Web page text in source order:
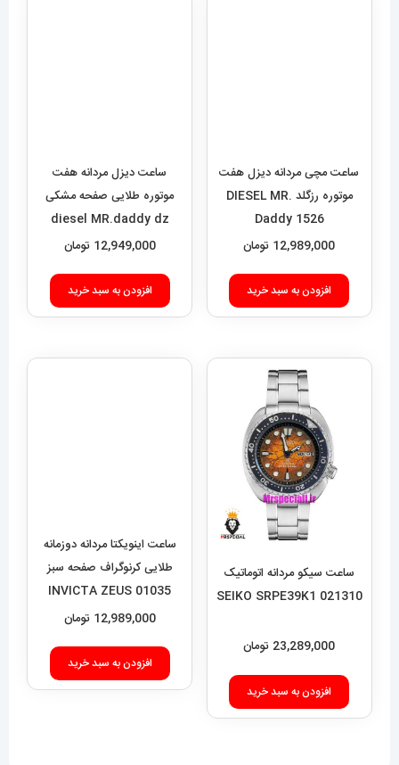
12,989,000 تومان
افزودن به سبد خرید
01010
12,949,000تومان
افزودن به سبد خرید
ساعت سیکو مردانه اتوماتیک
23,289,000تومان
01035 INVICTA ZEUS
افزودن به سبد خرید